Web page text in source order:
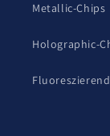
Metallic-Chips
Holographic-